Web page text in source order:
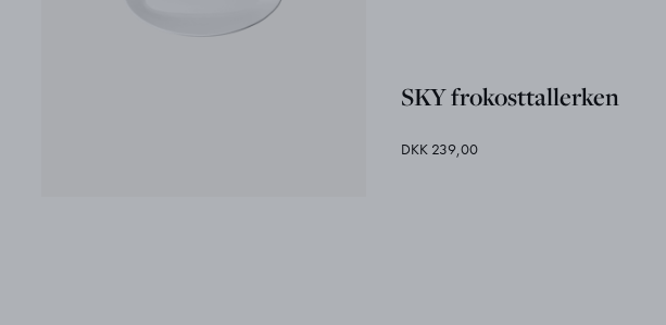
SKY frokosttallerken
DKK 239,00